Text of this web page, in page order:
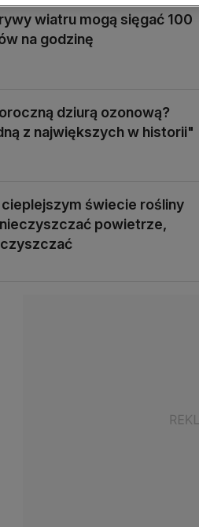
wiatru mogą sięgać 100
na godzinę
dziurą ozonową?
z największych w historii"
świecie rośliny
powietrze,